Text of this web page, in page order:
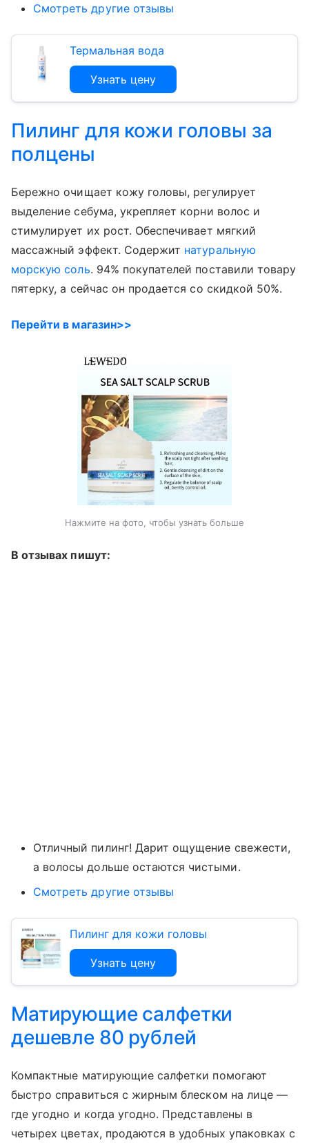
Смотреть другие отзывы
Термальная вода
Узнать цену
Пилинг для кожи головы за
полцены
Бережно очищает кожу головы, регулирует
выделение себума, укрепляет корни волос и
стимулирует их рост. Обеспечивает мягкий
массажный эффект. Содержит натуральную
морскую соль. 94% покупателей поставили товару
пятерку, а сейчас он продается со скидкой 50%.
Перейти в магазин>>
Нажмите на фото, чтобы узнать больше
В отзывах пишут:
Отличный пилинг! Дарит ощущение свежести,
а волосы дольше остаются чистыми.
Смотреть другие отзывы
Пилинг для кожи головы
Узнать цену
Матирующие салфетки
дешевле 80 рублей
Компактные матирующие салфетки помогают
быстро справиться с жирным блеском на лице —
где угодно и когда угодно. Представлены в
четырех цветах, продаются в удобных упаковках с